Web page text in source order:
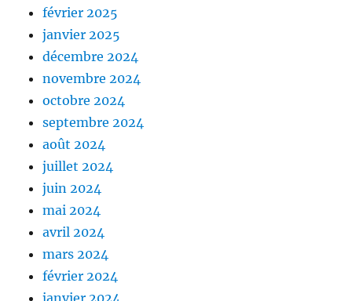
février 2025
janvier 2025
décembre 2024
novembre 2024
octobre 2024
septembre 2024
août 2024
juillet 2024
juin 2024
mai 2024
avril 2024
mars 2024
février 2024